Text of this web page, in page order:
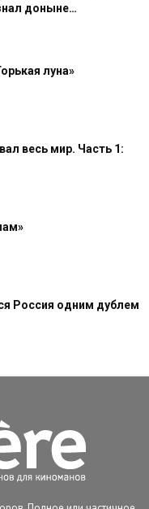
доныне…
луна»
весь мир. Часть 1:
Россия одним дублем